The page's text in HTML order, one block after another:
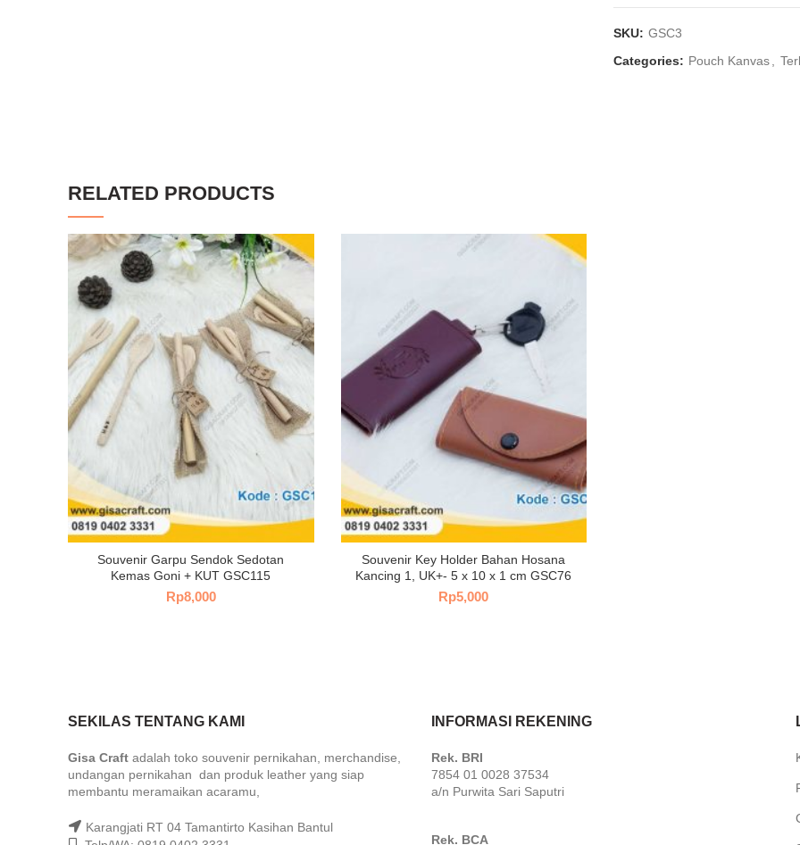
SKU: GSC3
Categories: Pouch Kanvas
RELATED PRODUCTS
Souvenir Garpu Sendok Sedotan
Kemas Goni + KUT GSC115
Rp8,000
Souvenir Key Holder Bahan Hosana
Kancing 1, UK+- 5 x 10 x 1 cm GSC76
Rp5,000
SEKILAS TENTANG KAMI
Gisa Craft adalah toko souvenir pernikahan, merchandise,
undangan pernikahan dan produk leather yang siap
membantu meramaikan acaramu,
Karangjati RT 04 Tamantirto Kasihan Bantul
INFORMASI REKENING
Rek. BRI
7854 01 0028 37534
a/n Purwita Sari Saputri
Rek. BCA